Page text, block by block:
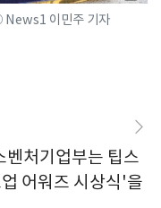
News1 이민주 기자
처기업부는 팁스
어워즈 시상식'을